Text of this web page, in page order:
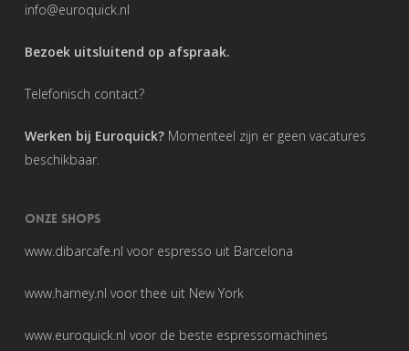
info@euroquick.nl
Bezoek uitsluitend op afspraak.
Telefonisch contact?
Werken bij Euroquick? Momenteel zijn er geen vacatures
beschikbaar.
ONZE SHOPS
www.dibarcafe.nl voor espresso uit Barcelona
www.harney.nl voor thee uit New York
www.euroquick.nl voor de beste espressomachines